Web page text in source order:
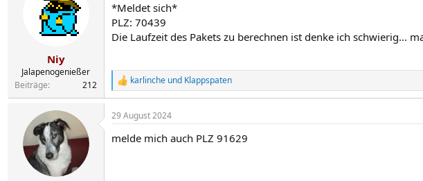
i
o
n
e
Niy
Jalapenogenießer
Beiträge
212
*Meldet sich*
PLZ: 70439
Die Laufzeit des Pakets zu berechnen ist denke ich schwierig...
R
e
k
i
karlinche und Klappspaten
29 August 2024
melde mich auch PLZ 91629